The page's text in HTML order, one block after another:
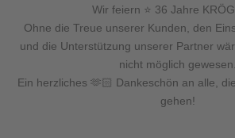
Wir feiern ⭐ 36 Jahre
Ohne die Treue unserer Kunden, den
und die Unterstützung unserer Partner
nicht möglich gewesen.
Ein herzliches 🫶🏻 Dankeschön an alle,
gehen!